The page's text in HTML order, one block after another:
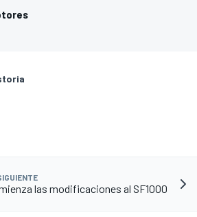
las modificaciones al SF1000